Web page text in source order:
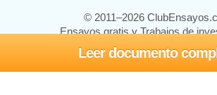
Leer documento
© 2011–2026
Ensayos gratis y Trabajos de